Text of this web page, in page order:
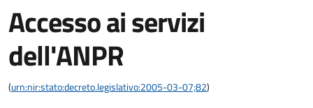
Accesso ai servizi
dell'ANPR
(urn:nir:stato:decreto.legislativo:2005-03-07;82)